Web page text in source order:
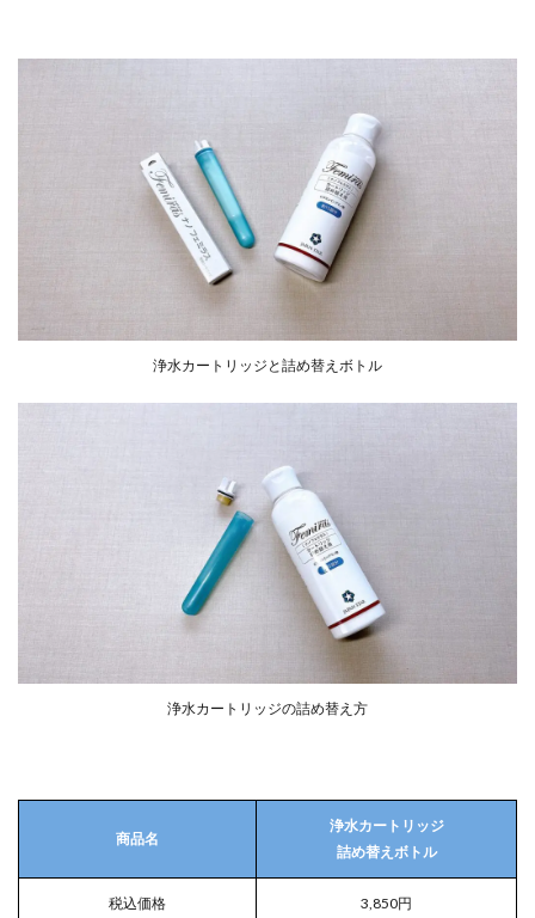
浄水カートリッジと詰め替えボトル
浄水カートリッジの詰め替え方
商品名
浄水カートリッジ
詰め替えボトル
税込価格 3,850円